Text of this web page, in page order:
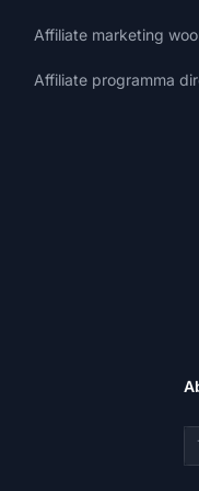
Affiliate marketing
Affiliate programma